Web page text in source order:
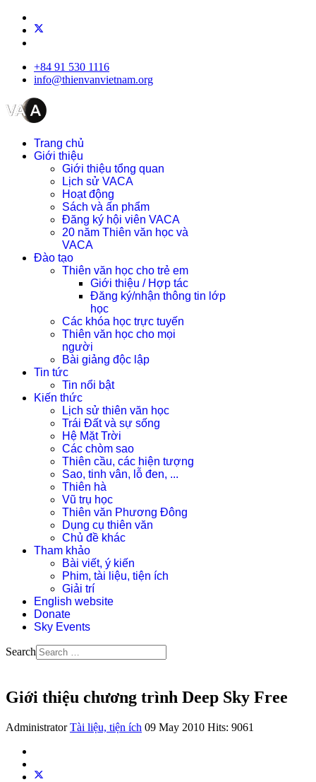
+84 91 530 1116
info@thienvanvietnam.org
Trang chủ
Giới thiệu
Giới thiệu tổng quan
Lịch sử VACA
Hoạt động
Sách và ấn phẩm
Đăng ký hội viên VACA
20 năm Thiên văn học và
VACA
Đào tạo
Thiên văn học cho trẻ em
Giới thiệu / Hợp tác
Đăng ký/nhận thông tin lớp
học
Các khóa học trực tuyến
Thiên văn học cho mọi
người
Bài giảng độc lập
Tin tức
Tin nổi bật
Kiến thức
Lịch sử thiên văn học
Trái Đất và sự sống
Hệ Mặt Trời
Các chòm sao
Thiên cầu, các hiện tượng
Sao, tinh vân, lỗ đen, ...
Thiên hà
Vũ trụ học
Thiên văn Phương Đông
Dụng cụ thiên văn
Chủ đề khác
Tham khảo
Bài viết, ý kiến
Phim, tài liệu, tiện ích
Giải trí
English website
Donate
Sky Events
Search
Giới thiệu chương trình Deep Sky Free
Administrator Tài liệu, tiện ích 09 May 2010 Hits: 9061